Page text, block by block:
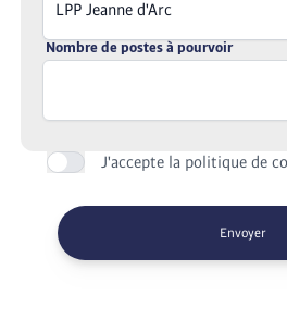
LPP Jeanne d'Arc
Nombre de postes à pourvoir
J'accepte la politique de
Envoyer